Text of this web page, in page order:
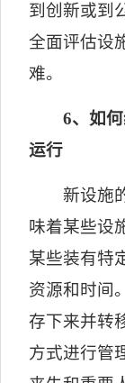
到创新或到
全面评估设
难。
6、如
运行
新设施
味着某些设
某些装有特
资源和时间
存下来并转
方式进行管